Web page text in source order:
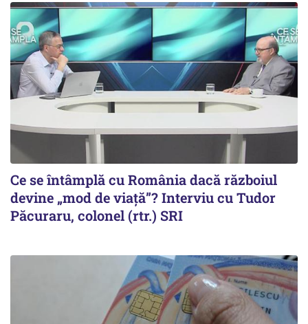
Ce se întâmplă cu România dacă războiul
devine „mod de viață”? Interviu cu Tudor
Păcuraru, colonel (rtr.) SRI